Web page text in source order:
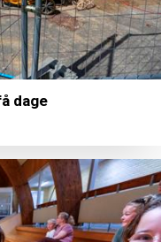
dage